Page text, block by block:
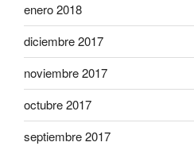
enero 2018
diciembre 2017
noviembre 2017
octubre 2017
septiembre 2017